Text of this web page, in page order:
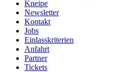
Kneipe
Newsletter
Kontakt
Jobs
Einlasskriterien
Anfahrt
Partner
Tickets